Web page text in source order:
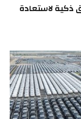
البطاقات البنكية؟.. 5 طرق ذكية لاستعادة